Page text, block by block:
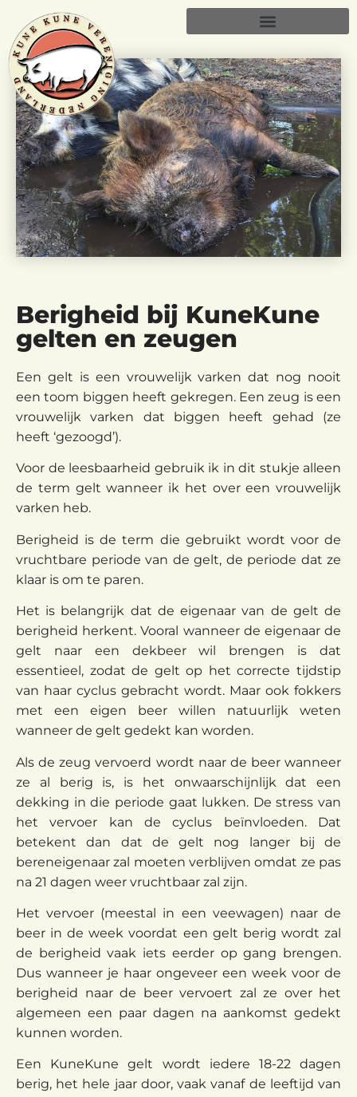
Berigheid bij KuneKune
gelten en zeugen
Een gelt is een vrouwelijk varken dat nog nooit
een toom biggen heeft gekregen. Een zeug is een
vrouwelijk varken dat biggen heeft gehad (ze
heeft ‘gezoogd’).
Voor de leesbaarheid gebruik ik in dit stukje alleen
de term gelt wanneer ik het over een vrouwelijk
varken heb.
Berigheid is de term die gebruikt wordt voor de
vruchtbare periode van de gelt, de periode dat ze
klaar is om te paren.
Het is belangrijk dat de eigenaar van de gelt de
berigheid herkent. Vooral wanneer de eigenaar de
gelt naar een dekbeer wil brengen is dat
essentieel, zodat de gelt op het correcte tijdstip
van haar cyclus gebracht wordt. Maar ook fokkers
met een eigen beer willen natuurlijk weten
wanneer de gelt gedekt kan worden.
Als de zeug vervoerd wordt naar de beer wanneer
ze al berig is, is het onwaarschijnlijk dat een
dekking in die periode gaat lukken. De stress van
het vervoer kan de cyclus beïnvloeden. Dat
betekent dan dat de gelt nog langer bij de
bereneigenaar zal moeten verblijven omdat ze pas
na 21 dagen weer vruchtbaar zal zijn.
Het vervoer (meestal in een veewagen) naar de
beer in de week voordat een gelt berig wordt zal
de berigheid vaak iets eerder op gang brengen.
Dus wanneer je haar ongeveer een week voor de
berigheid naar de beer vervoert zal ze over het
algemeen een paar dagen na aankomst gedekt
kunnen worden.
Een KuneKune gelt wordt iedere 18-22 dagen
berig, het hele jaar door, vaak vanaf de leeftijd van